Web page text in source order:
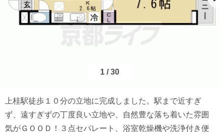
1 /30
上桂駅徒歩１０分の立地に完成しました。駅まで近すぎ
ず、遠すぎずの丁度良い立地や、自然豊な落ち着いた雰囲
気がＧＯＯＤ！３点セパレート、浴室乾燥機や洗浄付き便